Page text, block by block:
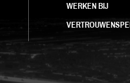
WERKEN BIJ